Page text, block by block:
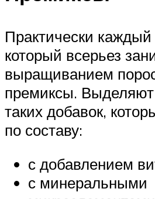
Практически
который всерьез
выращиванием
премиксы. Выделяют
таких добавок,
по составу:
с добавлением
с минеральными